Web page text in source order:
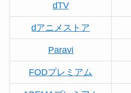
dTV
dアニメストア
Paravi
FODプレミアム